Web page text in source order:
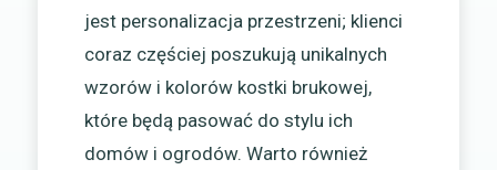
jest personalizacja przestrzeni; klienci
coraz częściej poszukują unikalnych
wzorów i kolorów kostki brukowej,
które będą pasować do stylu ich
domów i ogrodów. Warto również